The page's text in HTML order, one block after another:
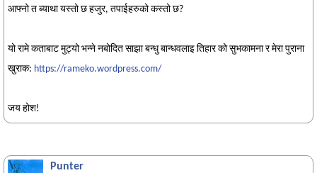
आफ्नो त ब्याथा यस्तो छ हजुर, तपाईहरुको कस्तो छ?
यो रामे कताबाट मुट्यो भन्ने नबोदित साझा बन्धु बान्धवलाइ तिहार को सुभकामना र मेरा पुराना
खुराक: https://rameko.wordpress.com/
जय होश!
Punter